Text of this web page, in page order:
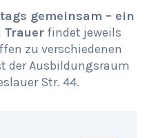
gemeinsam – ein
Trauer findet jeweils
zu verschiedenen
der Ausbildungsraum
Str. 44.